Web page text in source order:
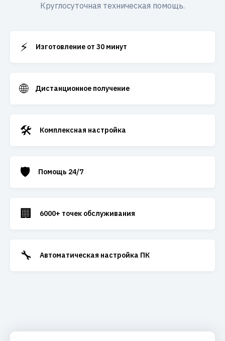
Круглосуточная техническая помощь.
⚡ Изготовление от 30 минут
🌐 Дистанционное получение
🛠️ Комплексная настройка
🛡️ Помощь 24/7
🏢 6000+ точек обслуживания
🔧 Автоматическая настройка ПК